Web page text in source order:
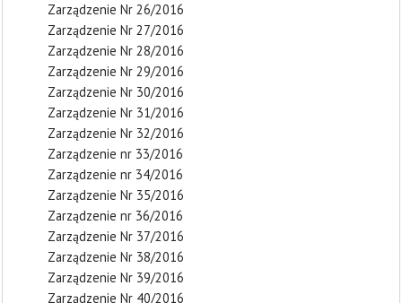
Zarządzenie Nr 26/2016
Zarządzenie Nr 27/2016
Zarządzenie Nr 28/2016
Zarządzenie Nr 29/2016
Zarządzenie Nr 30/2016
Zarządzenie Nr 31/2016
Zarządzenie Nr 32/2016
Zarządzenie nr 33/2016
Zarządzenie nr 34/2016
Zarządzenie Nr 35/2016
Zarządzenie nr 36/2016
Zarządzenie Nr 37/2016
Zarządzenie Nr 38/2016
Zarządzenie Nr 39/2016
Zarządzenie Nr 40/2016